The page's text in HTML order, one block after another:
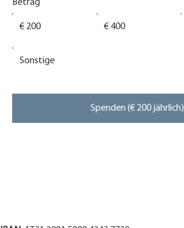
Betrag
€ 200 € 400
Sonstige
Spenden (€ 200 jährlich)